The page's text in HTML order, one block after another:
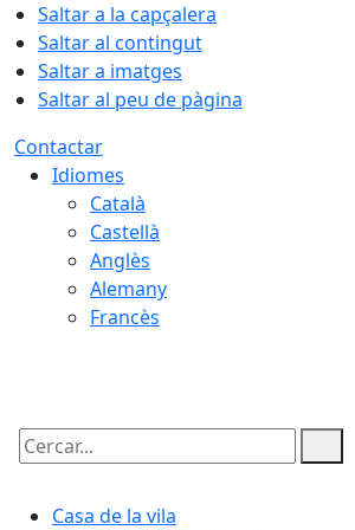
Saltar a la capçalera
Saltar al contingut
Saltar a imatges
Saltar al peu de pàgina
Contactar
Idiomes
Català
Castellà
Anglès
Alemany
Francès
Cercar:
Casa de la vila